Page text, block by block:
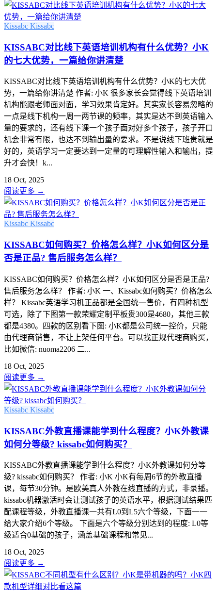
Kissabc Kissabc
KISSABC对比线下英语培训机构有什么优势？小K
的七大优势，一篇给你讲清楚
KISSABC对比线下英语培训机构有什么优势？小K的七大优
势，一篇给你讲清楚 作者: 小K 很多家长会觉得线下英语培训
机构能跟老师面对面，学习效果肯定好。其实家长容易忽略的
一点是线下机构一周一两节课的频率，其实是达不到英语输入
量的要求的，还有线下课一个孩子面对好多个孩子，孩子开口
机会非常有限，也达不到输出量的要求。不是说线下班贵就是
好的，英语学习一定要达到一定量的可理解性输入和输出，提
升才会快！k...
18 Oct, 2025
阅读更多 →
Kissabc Kissabc
KISSABC如何购买？价格怎么样？小K如何区分是
否是正品? 售后服务怎么样？
KISSABC如何购买？价格怎么样？小K如何区分是否是正品?
售后服务怎么样？ 作者: 小K 一、Kissabc如何购买？价格怎么
样？ Kissabc英语学习机正品都是全国统一售价，有四种机型
可选，除了下图第一款荣耀定制平板贵300是4680，其他三款
都是4380。四款的区别看下图: 小K都是公司统一控价，只能
由代理商销售，不让上架任何平台。可以找正规代理商购买，
比如微信: nuoma2206 二...
18 Oct, 2025
阅读更多 →
Kissabc Kissabc
KISSABC外教直播课能学到什么程度？小K外教课
如何分等级? kissabc如何购买？
KISSABC外教直播课能学到什么程度？小K外教课如何分等
级? kissabc如何购买？ 作者: 小K 小K有每周6节的外教直播
课，每节30分钟。是欧美真人外教在线直播的方式，非录播。
kissabc机器激活时会让测试孩子的英语水平，根据测试结果匹
配课程等级，外教直播课一共有L0到L5六个等级，下面一一
给大家介绍6个等级。 下面是六个等级分别达到的程度: L0等
级适合0基础的孩子，涵盖基础课程和常见...
18 Oct, 2025
阅读更多 →